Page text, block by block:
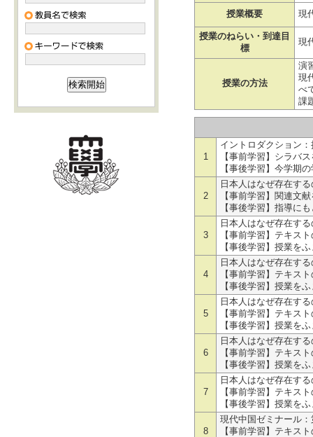
授業概要
現
授業のねらい・到達目
標
現
授業の方法
演
現
べ
課
1
イントロダクション
【事前学習】シラバ
【事後学習】今学期
2
日本人はなぜ存在す
【事前学習】関連文
【事後学習】指導に
3
日本人はなぜ存在す
【事前学習】テキス
【事後学習】授業を
4
日本人はなぜ存在す
【事前学習】テキス
【事後学習】授業を
5
日本人はなぜ存在す
【事前学習】テキス
【事後学習】授業を
6
日本人はなぜ存在す
【事前学習】テキス
【事後学習】授業を
7
日本人はなぜ存在す
【事前学習】テキス
【事後学習】授業を
8
現代中国ゼミナール
【事前学習】テキス